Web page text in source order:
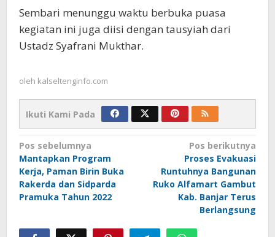
Sembari menunggu waktu berbuka puasa
kegiatan ini juga diisi dengan tausyiah dari
Ustadz Syafrani Mukthar.
oleh kalseltenginfo.com
Ikuti Kami Pada
Navigasi
pos
Pos sebelumnya
Mantapkan Program
Kerja, Paman Birin Buka
Rakerda dan Sidparda
Pramuka Tahun 2022
Pos berikutnya
Proses Evakuasi
Runtuhnya Bangunan
Ruko Alfamart Gambut
Kab. Banjar Terus
Berlangsung